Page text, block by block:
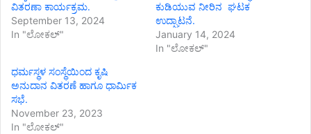
ವಿತರಣಾ ಕಾರ್ಯಕ್ರಮ.
September 13, 2024
In "ಲೋಕಲ್"
ಕುಡಿಯುವ ನೀರಿನ ಘಟಕ
ಉದ್ಘಾಟನೆ.
January 14, 2024
In "ಲೋಕಲ್"
ಧರ್ಮಸ್ಥಳ ಸಂಸ್ಥೆಯಿಂದ ಕೃಷಿ
ಅನುದಾನ ವಿತರಣೆ ಹಾಗೂ ಧಾರ್ಮಿಕ
ಸಭೆ.
November 23, 2023
In "ಲೋಕಲ್"